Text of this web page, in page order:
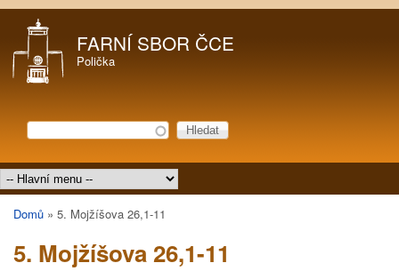
FARNÍ SBOR ČCE
Polička
Vyhledávání
Hledat
Hlavní menu
Jste zde
Domů » 5. Mojžíšova 26,1-11
5. Mojžíšova 26,1-11